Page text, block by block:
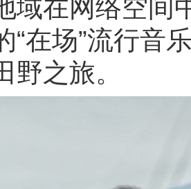
域在网络空间
“在场”流行音
野之旅。